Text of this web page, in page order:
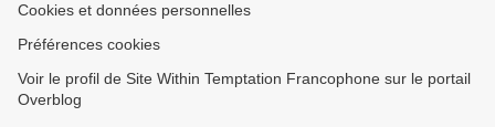
Cookies et données personnelles
Préférences cookies
Voir le profil de Site Within Temptation Francophone sur le portail
Overblog